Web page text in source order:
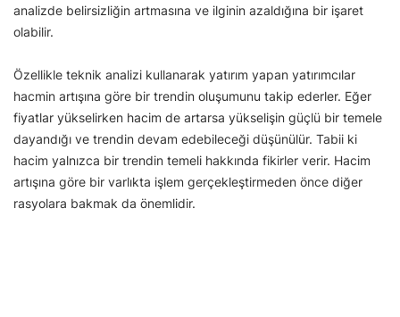
analizde belirsizliğin artmasına ve ilginin azaldığına bir işaret
olabilir.
Özellikle teknik analizi kullanarak yatırım yapan yatırımcılar
hacmin artışına göre bir trendin oluşumunu takip ederler. Eğer
fiyatlar yükselirken hacim de artarsa yükselişin güçlü bir temele
dayandığı ve trendin devam edebileceği düşünülür. Tabii ki
hacim yalnızca bir trendin temeli hakkında fikirler verir. Hacim
artışına göre bir varlıkta işlem gerçekleştirmeden önce diğer
rasyolara bakmak da önemlidir.